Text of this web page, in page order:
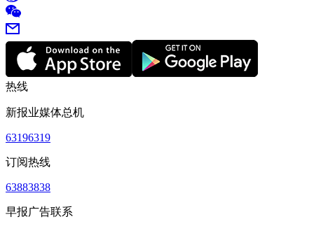
热线
新报业媒体总机
63196319
订阅热线
63883838
早报广告联系